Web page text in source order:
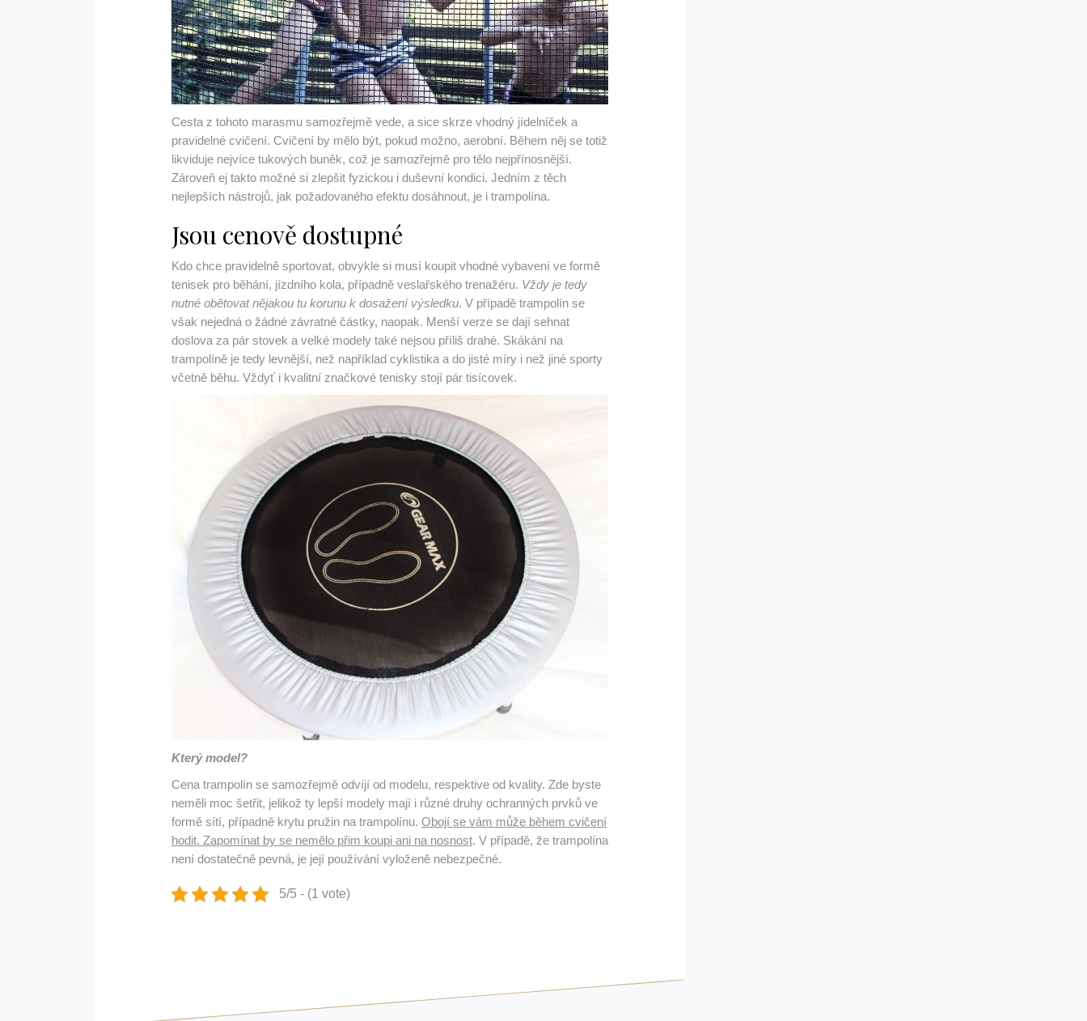
Cesta z tohoto marasmu samozřejmě vede, a sice skrze vhodný jídelníček a
pravidelné cvičení. Cvičení by mělo být, pokud možno, aerobní. Během něj se totiž
likviduje nejvíce tukových buněk, což je samozřejmě pro tělo nejpřínosnější.
Zároveň ej takto možné si zlepšit fyzickou i duševní kondici. Jedním z těch
nejlepších nástrojů, jak požadovaného efektu dosáhnout, je i trampolína.
Jsou cenově dostupné
Kdo chce pravidelně sportovat, obvykle si musí koupit vhodné vybavení ve formě
tenisek pro běhání, jízdního kola, případně veslařského trenažéru. Vždy je tedy
nutné obětovat nějakou tu korunu k dosažení výsledku. V případě trampolín se
však nejedná o žádné závratné částky, naopak. Menší verze se dají sehnat
doslova za pár stovek a velké modely také nejsou příliš drahé. Skákání na
trampolíně je tedy levnější, než například cyklistika a do jisté míry i než jiné sporty
včetně běhu. Vždyť i kvalitní značkové tenisky stojí pár tisícovek.
Který model?
Cena trampolín se samozřejmě odvíjí od modelu, respektive od kvality. Zde byste
neměli moc šetřit, jelikož ty lepší modely mají i různé druhy ochranných prvků ve
formě sítí, případně krytu pružin na trampolínu. Obojí se vám může během cvičení
hodit. Zapomínat by se nemělo přim koupi ani na nosnost. V případě, že trampolína
není dostatečně pevná, je její používání vyloženě nebezpečné.
5/5 - (1 vote)